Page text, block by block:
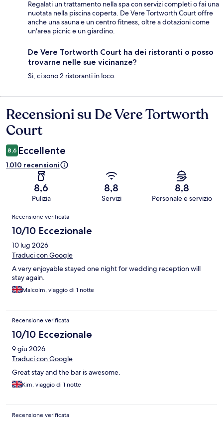
Regalati un trattamento nella spa con servizi completi o fai una
nuotata nella piscina coperta. De Vere Tortworth Court offre
anche una sauna e un centro fitness, oltre a dotazioni come
un'area picnic e un giardino.
De Vere Tortworth Court ha dei ristoranti o posso
trovarne nelle sue vicinanze?
Sì, ci sono 2 ristoranti in loco.
Recensioni
Recensioni su De Vere Tortworth
Court
8,6 Eccellente
1.010 recensioni
8,6
Pulizia
8,8
Servizi
8,8
Personale e servizio
Recensioni
Recensione verificata
10/10 Eccezionale
10 lug 2026
Traduci con Google
A very enjoyable stayed one night for wedding reception will
stay again.
Malcolm, viaggio di 1 notte
Recensione verificata
10/10 Eccezionale
9 giu 2026
Traduci con Google
Great stay and the bar is awesome.
Kim, viaggio di 1 notte
Recensione verificata